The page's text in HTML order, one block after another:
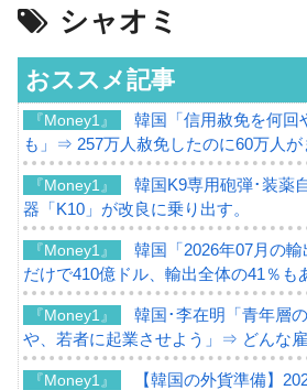
シャオミ
おススメ記事
『Money1』
韓国「信用赦免を何回
も」⇒ 257万人赦免したのに60万人が
『Money1』
韓国K9専用砲弾･装薬
器「K10」が改良に乗り出す。
『Money1』
韓国「2026年07月の
だけで410億ドル、輸出全体の41％も
『Money1』
韓国･李在明「青年層
や、若者に起業させよう」⇒ どんな雇
『Money1』
【韓国の外貨準備】